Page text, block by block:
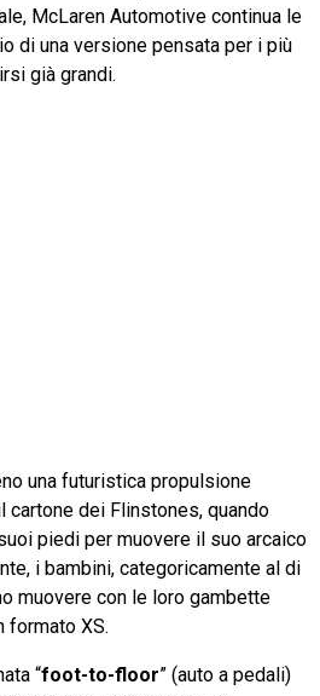
McLaren Automotive continua le
di una versione pensata per i più
già grandi.
una futuristica propulsione
cartone dei Flinstones, quando
piedi per muovere il suo arcaico
i bambini, categoricamente al di
muovere con le loro gambette
formato XS.
“foot-to-floor” (auto a pedali)